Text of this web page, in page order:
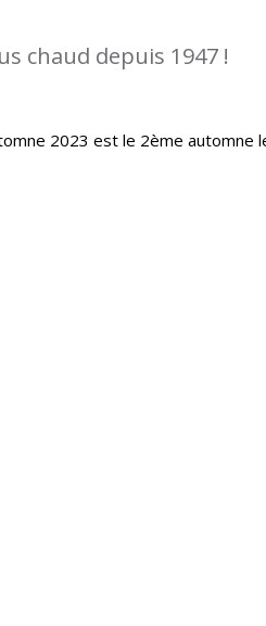
chaud depuis 1947 !
2023 est le 2ème automne